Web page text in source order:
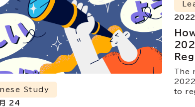
Study
24
The
to